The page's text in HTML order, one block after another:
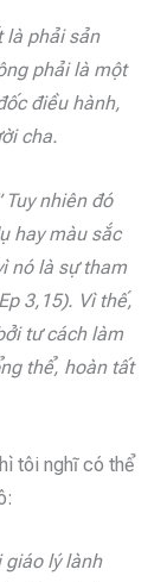
là phải sản
phải là một
điều hành,
cha.
nhiên đó
hay màu sắc
nó là sự tham
3,15). Vì thế,
tư cách làm
thể, hoàn tất
tôi nghĩ có thể
giáo lý lành